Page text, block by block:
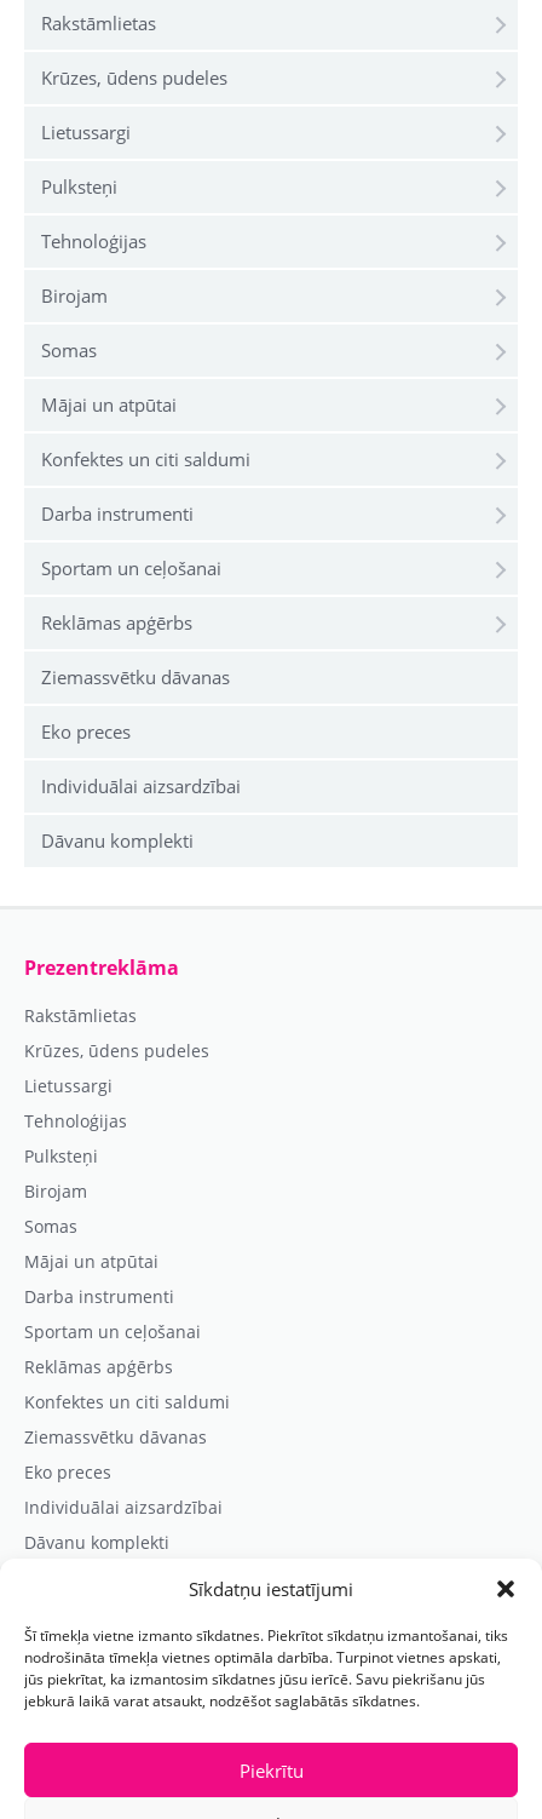
Sīkdatņu iestatījumi
Šī tīmekļa vietne izmanto sīkdatnes. Piekrītot sīkdatņu izmantošanai, tiks
nodrošināta tīmekļa vietnes optimāla darbība. Turpinot vietnes apskati,
jūs piekrītat, ka izmantosim sīkdatnes jūsu ierīcē. Savu piekrišanu jūs
jebkurā laikā varat atsaukt, nodzēšot saglabātās sīkdatnes.
Piekrītu
Rakstāmlietas
Krūzes, ūdens pudeles
Lietussargi
Pulksteņi
Tehnoloģijas
Birojam
Somas
Mājai un atpūtai
Konfektes un citi saldumi
Darba instrumenti
Sportam un ceļošanai
Reklāmas apģērbs
Ziemassvētku dāvanas
Eko preces
Individuālai aizsardzībai
Dāvanu komplekti
Prezentreklāma
Rakstāmlietas
Krūzes, ūdens pudeles
Lietussargi
Tehnoloģijas
Pulksteņi
Birojam
Somas
Mājai un atpūtai
Darba instrumenti
Sportam un ceļošanai
Reklāmas apģērbs
Konfektes un citi saldumi
Ziemassvētku dāvanas
Eko preces
Individuālai aizsardzībai
Dāvanu komplekti
Kontaktinformācija
Prezentreklāmas aģentūra “PARIS”
Reģ.nr.: 40103625328